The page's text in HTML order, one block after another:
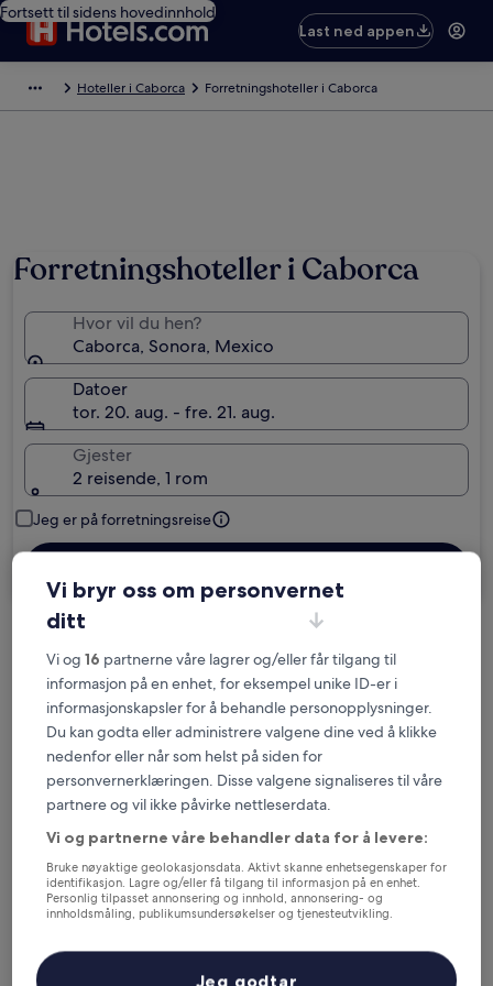
Fortsett til sidens hovedinnhold
Last ned appen
Hoteller i Caborca Forretningshoteller i Caborca
Forretningshoteller i Caborca
Hvor vil du hen?
Caborca, Sonora, Mexico
Datoer
tor. 20. aug. - fre. 21. aug.
Gjester
2 reisende, 1 rom
Jeg er på forretningsreise
Alternativer med gratis avbestilling hvis
planene endrer seg
Samle fordeler for hver natt du
gjennomfører
Spar mer med medlemspriser
Sjekk priser på disse datoene
I kveld
I morgen
Vi bryr oss om personvernet
ditt
Vi og 16 partnerne våre lagrer og/eller får tilgang til
informasjon på en enhet, for eksempel unike ID-er i
informasjonskapsler for å behandle personopplysninger.
Du kan godta eller administrere valgene dine ved å klikke
nedenfor eller når som helst på siden for
personvernerklæringen. Disse valgene signaliseres til våre
partnere og vil ikke påvirke nettleserdata.
Vi og partnerne våre behandler data for å levere:
Bruke nøyaktige geolokasjonsdata. Aktivt skanne enhetsegenskaper for
identifikasjon. Lagre og/eller få tilgang til informasjon på en enhet.
Personlig tilpasset annonsering og innhold, annonsering- og
innholdsmåling, publikumsundersøkelser og tjenesteutvikling.
Jeg godtar